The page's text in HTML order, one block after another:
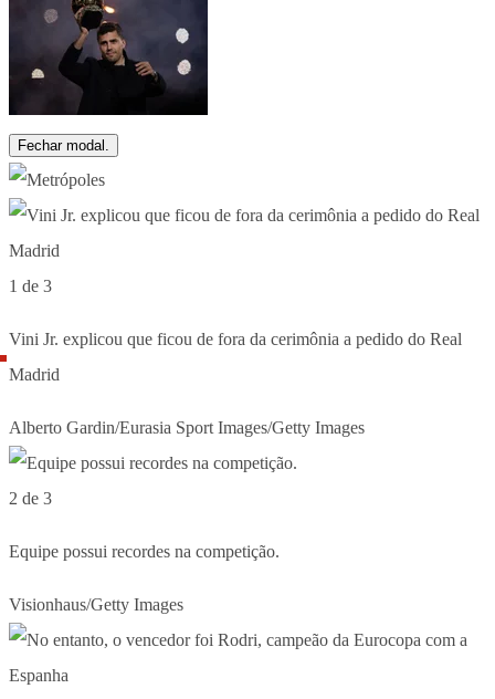
Fechar modal.
1 de 3
Vini Jr. explicou que ficou de fora da cerimônia a pedido do Real
Madrid
Alberto Gardin/Eurasia Sport Images/Getty Images
2 de 3
Equipe possui recordes na competição.
Visionhaus/Getty Images